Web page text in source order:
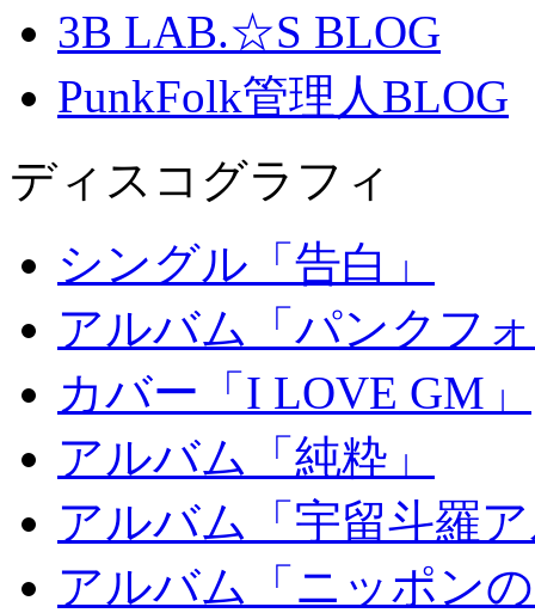
3B LAB.☆S BLOG
PunkFolk管理人BLOG
ディスコグラフィ
シングル「告白」
アルバム「パンクフ
カバー「I LOVE GM」
アルバム「純粋」
アルバム「宇留斗羅
アルバム「ニッポン